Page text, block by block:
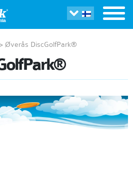
Øverås DiscGolfPark®